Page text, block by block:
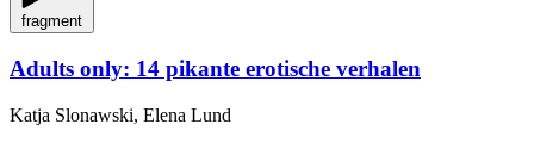
fragment
Adults only: 14 pikante erotische verhalen
Katja Slonawski, Elena Lund